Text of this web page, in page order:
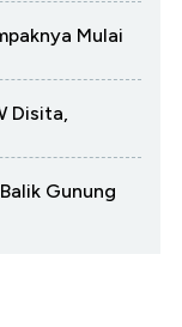
Mulai
Disita,
Gunung